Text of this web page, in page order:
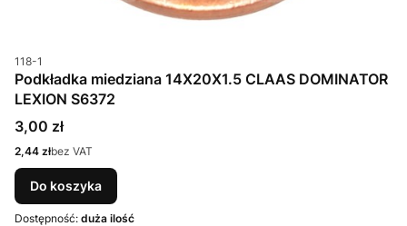
Kod produktu
118-1
Podkładka miedziana 14X20X1.5 CLAAS DOMINATOR
LEXION S6372
Cena
3,00 zł
Cena
2,44 złbez VAT
Do koszyka
Dostępność: duża ilość